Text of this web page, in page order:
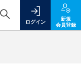
ログイン
新規
会員登録